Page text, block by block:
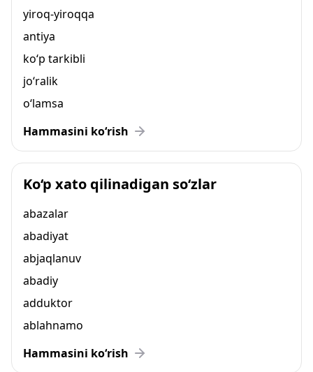
yiroq-yiroqqa
antiya
ko‘p tarkibli
jo‘ralik
o‘lamsa
Hammasini ko‘rish
Ko‘p xato qilinadigan so‘zlar
abazalar
abadiyat
abjaqlanuv
abadiy
adduktor
ablahnamo
Hammasini ko‘rish